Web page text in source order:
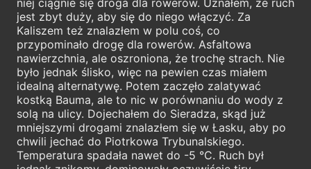
jest zbyt duży, aby się do niego włączyć. Za
Kaliszem też znalazłem w polu coś, co
przypominało drogę dla rowerów. Asfaltowa
nawierzchnia, ale oszroniona, że trochę strach. Nie
było jednak ślisko, więc na pewien czas miałem
idealną alternatywę. Potem zaczęło zalatywać
kostką Bauma, ale to nic w porównaniu do wody z
solą na ulicy. Dojechałem do Sieradza, skąd już
mniejszymi drogami znalazłem się w Łasku, aby po
chwili jechać do Piotrkowa Trybunalskiego.
Temperatura spadała nawet do -5 °C. Ruch był